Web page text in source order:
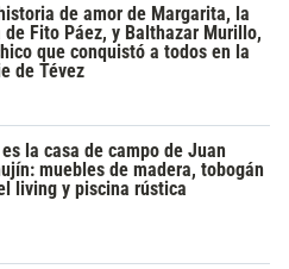
de amor de Margarita, la
de Fito Páez, y Balthazar Murillo,
que conquistó a todos en la
de Tévez
la casa de campo de Juan
muebles de madera, tobogán
living y piscina rústica